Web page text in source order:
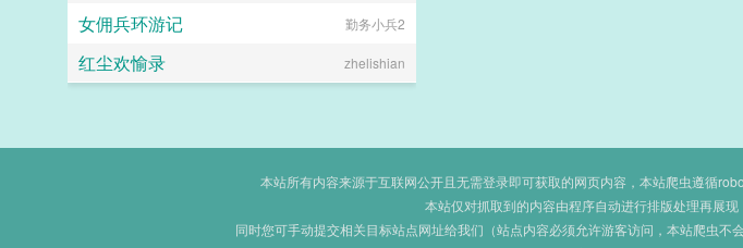
女佣兵环游记 勤务小兵2
红尘欢愉录 zhelishian
本站所有内容来源于互联网公开且无需登录即可获取的网页内容，本站爬虫遵循
本站仅对抓取到的内容由程序自动进行排版处理再展
同时您可手动提交相关目标站点网址给我们（站点内容必须允许游客访问，本站爬虫不